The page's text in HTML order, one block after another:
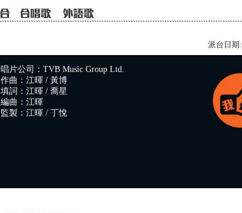
派台日期:
唱片公司：TVB Music Group Ltd.
作曲：江暉 / ⿈博
填詞：江暉 / 喬星
編曲：江暉
監製：江暉 / 丁悅